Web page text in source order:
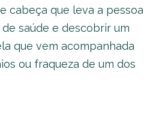
cabeça que leva a pessoa
saúde e descobrir um
que vem acompanhada
ou fraqueza de um dos